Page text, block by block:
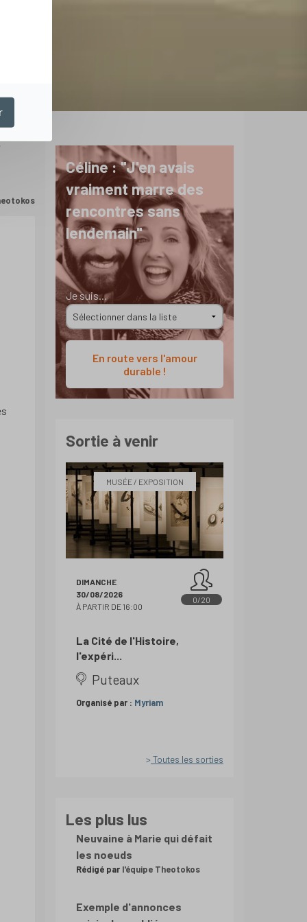
Céline : "J'en avais
vraiment marre des
rencontres sans
lendemain"
Je suis...
En route vers l'amour
durable !
Sortie à venir
MUSÉE / EXPOSITION
DIMANCHE
30/08/2026
À PARTIR DE 16:00
0/20
La Cité de l'Histoire,
l'expéri...
Puteaux
Organisé par : Myriam
Toutes les sorties
Les plus lus
Neuvaine à Marie qui défait
les noeuds
Rédigé par l'équipe Theotokos
Exemple d'annonces